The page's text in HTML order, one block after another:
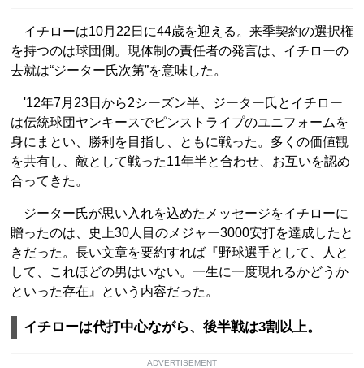
イチローは10月22日に44歳を迎える。来季契約の選択権
を持つのは球団側。現体制の責任者の発言は、イチローの
去就は“ジーター氏次第”を意味した。
'12年7月23日から2シーズン半、ジーター氏とイチロー
は伝統球団ヤンキースでピンストライプのユニフォームを
身にまとい、勝利を目指し、ともに戦った。多くの価値観
を共有し、敵として戦った11年半と合わせ、お互いを認め
合ってきた。
ジーター氏が思い入れを込めたメッセージをイチローに
贈ったのは、史上30人目のメジャー3000安打を達成したと
きだった。長い文章を要約すれば『野球選手として、人と
して、これほどの男はいない。一生に一度現れるかどうか
といった存在』という内容だった。
イチローは代打中心ながら、後半戦は3割以上。
ADVERTISEMENT